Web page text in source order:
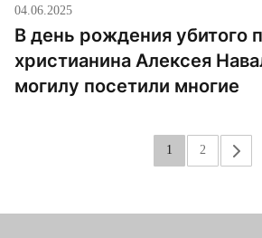
04.06.2025
В день рождения убитого
христианина Алексея
могилу посетили многие
1 2 »